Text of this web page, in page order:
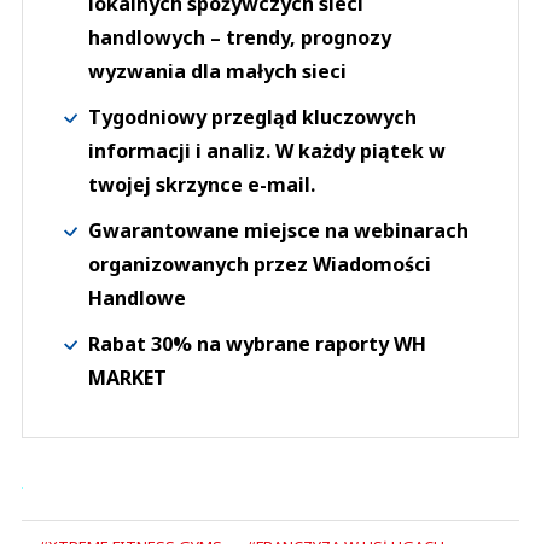
handlowych – trendy, prognozy
wyzwania dla małych sieci
Tygodniowy przegląd kluczowych
informacji i analiz. W każdy piątek w
twojej skrzynce e-mail.
Gwarantowane miejsce na webinarach
organizowanych przez Wiadomości
Handlowe
Rabat 30% na wybrane raporty WH
MARKET